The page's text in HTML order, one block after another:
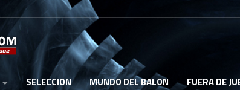
SELECCION MUNDO DEL BALON FUERA DE